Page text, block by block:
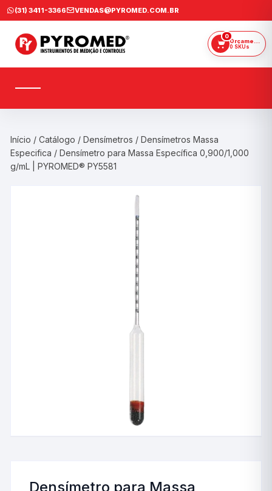
para
conteúdo
(31) 3411-3366 VENDAS@PYROMED.COM.BR
0
Orçamento
0 SKUs
Início /Catálogo /Densímetros /Densímetros Massa
Especifica / Densímetro para Massa Específica 0,900/1,000
g/mL | PYROMED® PY5581
Densímetro para Massa